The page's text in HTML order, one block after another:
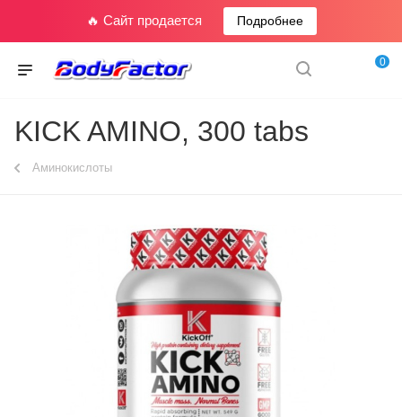
🔥 Сайт продается Подробнее
0
KICK AMINO, 300 tabs
Аминокислоты